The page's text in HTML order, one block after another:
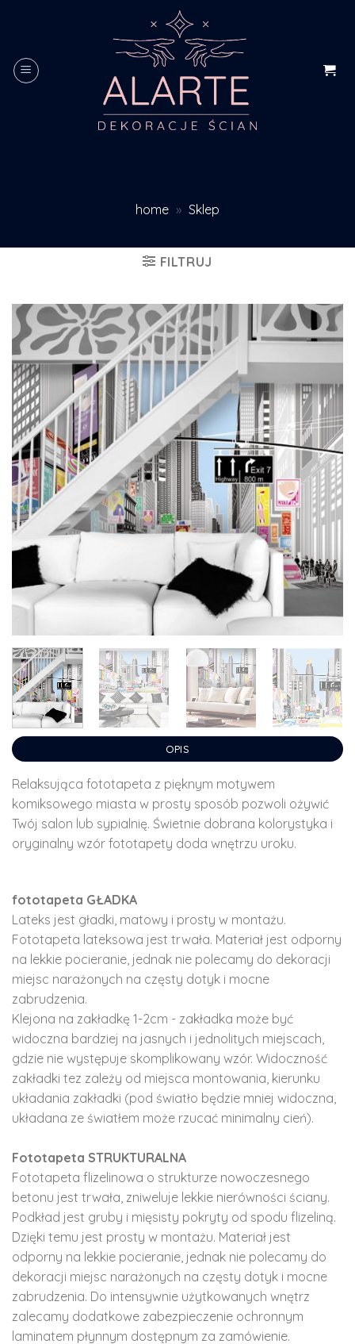
home » Sklep
FILTRUJ
OPIS
Relaksująca fototapeta z pięknym motywem
komiksowego miasta w prosty sposób pozwoli ożywić
Twój salon lub sypialnię. Świetnie dobrana kolorystyka i
oryginalny wzór fototapety doda wnętrzu uroku.
fototapeta GŁADKA
Lateks jest gładki, matowy i prosty w montażu.
Fototapeta lateksowa jest trwała. Materiał jest odporny
na lekkie pocieranie, jednak nie polecamy do dekoracji
miejsc narażonych na częsty dotyk i mocne
zabrudzenia.
Klejona na zakładkę 1-2cm - zakładka może być
widoczna bardziej na jasnych i jednolitych miejscach,
gdzie nie występuje skomplikowany wzór. Widoczność
zakładki tez zależy od miejsca montowania, kierunku
układania zakładki (pod światło będzie mniej widoczna,
układana ze światłem może rzucać minimalny cień).
Fototapeta STRUKTURALNA
Fototapeta flizelinowa o strukturze nowoczesnego
betonu jest trwała, zniweluje lekkie nierówności ściany.
Podkład jest gruby i mięsisty pokryty od spodu flizeliną.
Dzięki temu jest prosty w montażu. Materiał jest
odporny na lekkie pocieranie, jednak nie polecamy do
dekoracji miejsc narażonych na częsty dotyk i mocne
zabrudzenia. Do intensywnie użytkowanych wnętrz
zalecamy dodatkowe zabezpieczenie ochronnym
laminatem płynnym dostępnym za zamówienie.